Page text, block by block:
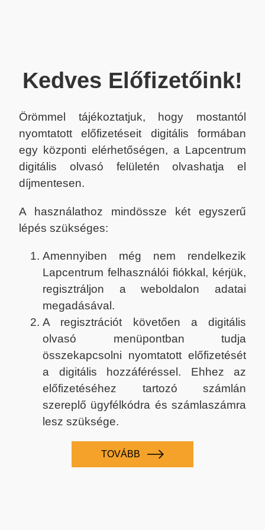
Kedves Előfizetőink!
Örömmel tájékoztatjuk, hogy mostantól
nyomtatott előfizetéseit digitális formában
egy központi elérhetőségen, a Lapcentrum
digitális olvasó felületén olvashatja el
díjmentesen.
A használathoz mindössze két egyszerű
lépés szükséges:
Amennyiben még nem rendelkezik
Lapcentrum felhasználói fiókkal, kérjük,
regisztráljon a weboldalon adatai
megadásával.
A regisztrációt követően a digitális
olvasó menüpontban tudja
összekapcsolni nyomtatott előfizetését
a digitális hozzáféréssel. Ehhez az
előfizetéséhez tartozó számlán
szereplő ügyfélkódra és számlaszámra
lesz szüksége.
TOVÁBB